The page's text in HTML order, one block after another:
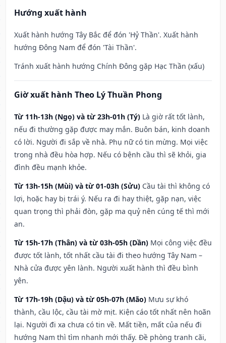
Hướng xuất hành
Xuất hành hướng Tây Bắc để đón 'Hỷ Thần'. Xuất hành
hướng Đông Nam để đón 'Tài Thần'.
Tránh xuất hành hướng Chính Đông gặp Hạc Thần (xấu)
Giờ xuất hành Theo Lý Thuần Phong
Từ 11h-13h (Ngọ) và từ 23h-01h (Tý) Là giờ rất tốt lành,
nếu đi thường gặp được may mắn. Buôn bán, kinh doanh
có lời. Người đi sắp về nhà. Phụ nữ có tin mừng. Mọi việc
trong nhà đều hòa hợp. Nếu có bệnh cầu thì sẽ khỏi, gia
đình đều mạnh khỏe.
Từ 13h-15h (Mùi) và từ 01-03h (Sửu) Cầu tài thì không có
lợi, hoặc hay bị trái ý. Nếu ra đi hay thiệt, gặp nạn, việc
quan trọng thì phải đòn, gặp ma quỷ nên cúng tế thì mới
an.
Từ 15h-17h (Thân) và từ 03h-05h (Dần) Mọi công việc đều
được tốt lành, tốt nhất cầu tài đi theo hướng Tây Nam –
Nhà cửa được yên lành. Người xuất hành thì đều bình
yên.
Từ 17h-19h (Dậu) và từ 05h-07h (Mão) Mưu sự khó
thành, cầu lộc, cầu tài mờ mịt. Kiện cáo tốt nhất nên hoãn
lại. Người đi xa chưa có tin về. Mất tiền, mất của nếu đi
hướng Nam thì tìm nhanh mới thấy. Đề phòng tranh cãi,